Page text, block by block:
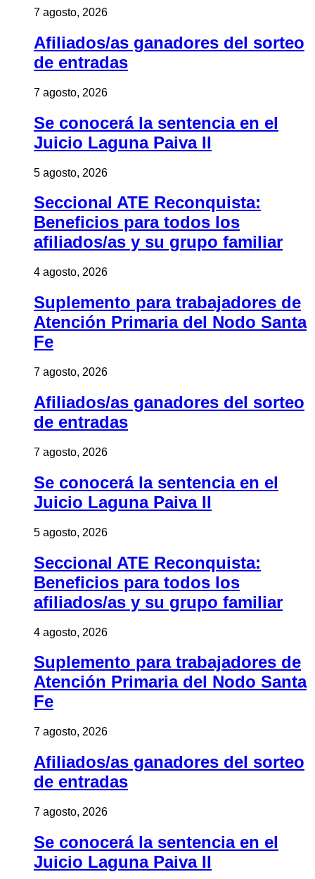
7 agosto, 2026
Afiliados/as ganadores del sorteo
de entradas
7 agosto, 2026
Se conocerá la sentencia en el
Juicio Laguna Paiva II
5 agosto, 2026
Seccional ATE Reconquista:
Beneficios para todos los
afiliados/as y su grupo familiar
4 agosto, 2026
Suplemento para trabajadores de
Atención Primaria del Nodo Santa
Fe
7 agosto, 2026
Afiliados/as ganadores del sorteo
de entradas
7 agosto, 2026
Se conocerá la sentencia en el
Juicio Laguna Paiva II
5 agosto, 2026
Seccional ATE Reconquista:
Beneficios para todos los
afiliados/as y su grupo familiar
4 agosto, 2026
Suplemento para trabajadores de
Atención Primaria del Nodo Santa
Fe
7 agosto, 2026
Afiliados/as ganadores del sorteo
de entradas
7 agosto, 2026
Se conocerá la sentencia en el
Juicio Laguna Paiva II